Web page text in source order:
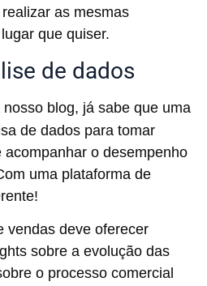
as mesmas
que quiser.
de dados
blog, já sabe que uma
de dados para tomar
o desempenho
uma plataforma de
vendas deve oferecer
sobre a evolução das
o processo comercial